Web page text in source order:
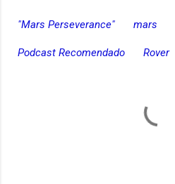
"Mars Perseverance" mars
Podcast Recomendado Rover